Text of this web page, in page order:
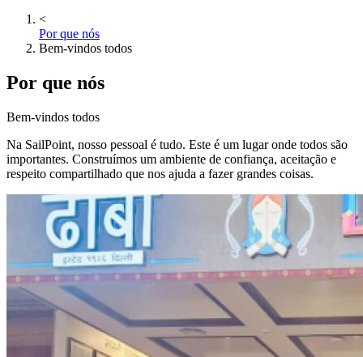
<
Por que nós
Bem-vindos todos
Por que nós
Bem-vindos todos
Na SailPoint, nosso pessoal é tudo. Este é um lugar onde todos são
importantes. Construímos um ambiente de confiança, aceitação e
respeito compartilhado que nos ajuda a fazer grandes coisas.